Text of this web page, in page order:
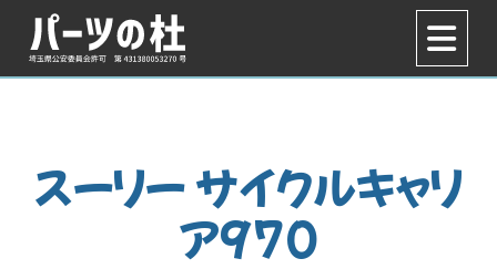
スーリー サイクルキャリ
ア970